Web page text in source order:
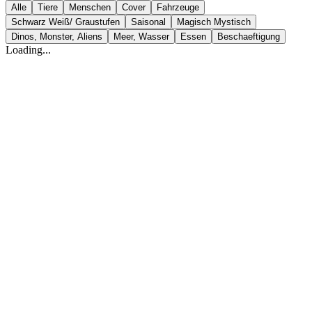
Alle Tiere Menschen Cover
Fahrzeuge
Schwarz Weiß/ Graustufen
Saisonal
Magisch Mystisch
Dinos, Monster, Aliens
Meer, Wasser Essen Beschaeftigung
Loading...